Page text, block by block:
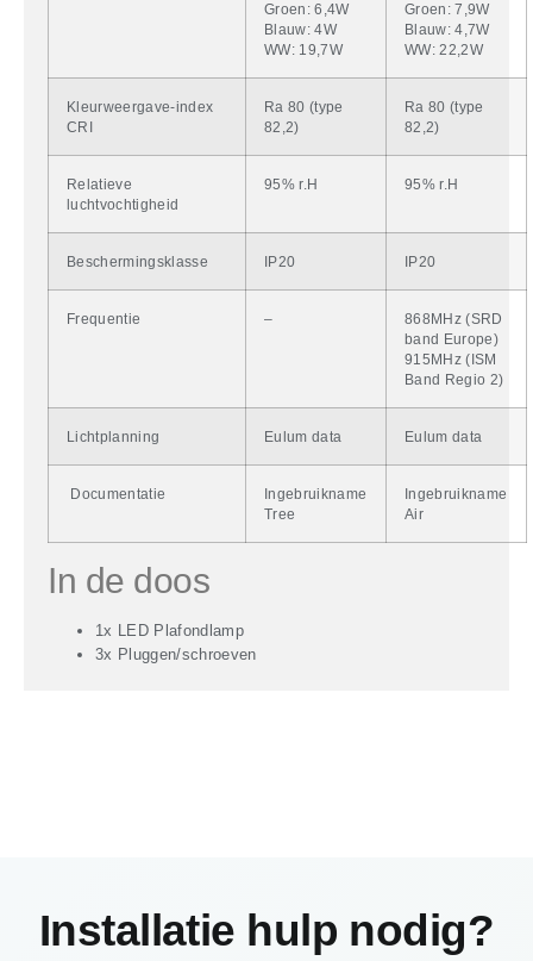
Groen: 6,4W
Blauw: 4W
WW: 19,7W
Groen: 7,9W
Blauw: 4,7W
WW: 22,2W
Kleurweergave-index
CRI
Ra 80 (type
82,2)
Ra 80 (type
82,2)
Relatieve
luchtvochtigheid
95% r.H 95% r.H
Beschermingsklasse IP20 IP20
Frequentie –
868MHz (SRD
band Europe)
915MHz (ISM
Band Regio 2)
Lichtplanning Eulum data Eulum data
Documentatie
Ingebruikname
Tree
Ingebruikname
Air
In de doos
1x LED Plafondlamp
3x Pluggen/schroeven
Installatie hulp nodig?